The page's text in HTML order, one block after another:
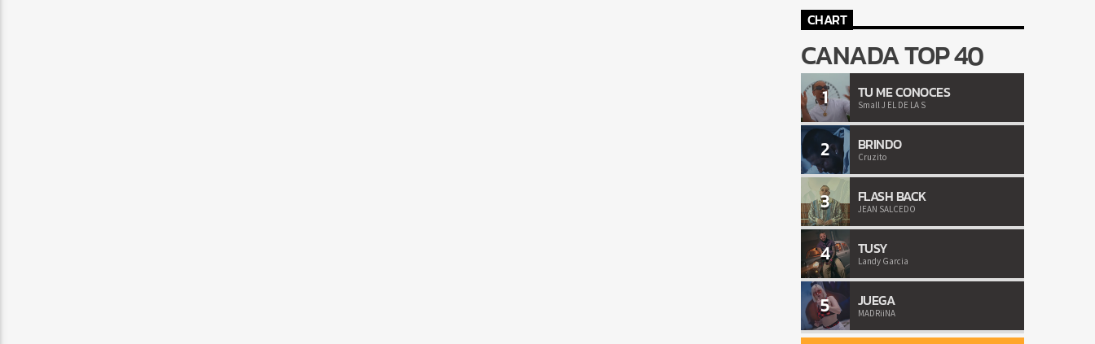
CHART
CANADA TOP 40
1 TU ME CONOCES
Small J EL DE LA S
2 BRINDO
Cruzito
3 FLASH BACK
JEAN SALCEDO
4 TUSY
Landy Garcia
5 JUEGA
MADRiiNA